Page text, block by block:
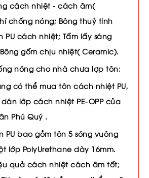
cách nhiệt - cách âm(
chống nóng; Bông thuỷ tinh
PU cách nhiệt; Tấm lấy sáng
gốm chịu nhiệt( Ceramic).
nóng cho nhà chưa lợp tôn:
có thể mua tôn cách nhiệt PU,
lớp cách nhiệt PE-OPP của
Phú Quý .
PU bao gồm tôn 5 sóng vuông
lớp PolyUrethane dày 16mm.
quả cách nhiệt cách âm tốt;